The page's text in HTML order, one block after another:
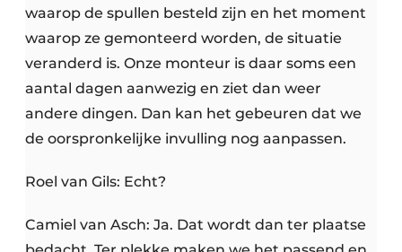
waarop de spullen besteld zijn en het moment
waarop ze gemonteerd worden, de situatie
veranderd is. Onze monteur is daar soms een
aantal dagen aanwezig en ziet dan weer
andere dingen. Dan kan het gebeuren dat we
de oorspronkelijke invulling nog aanpassen.
Roel van Gils: Echt?
Camiel van Asch: Ja. Dat wordt dan ter plaatse